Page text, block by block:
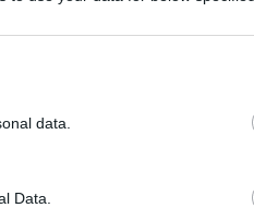
data.
Data.
maisons pour les